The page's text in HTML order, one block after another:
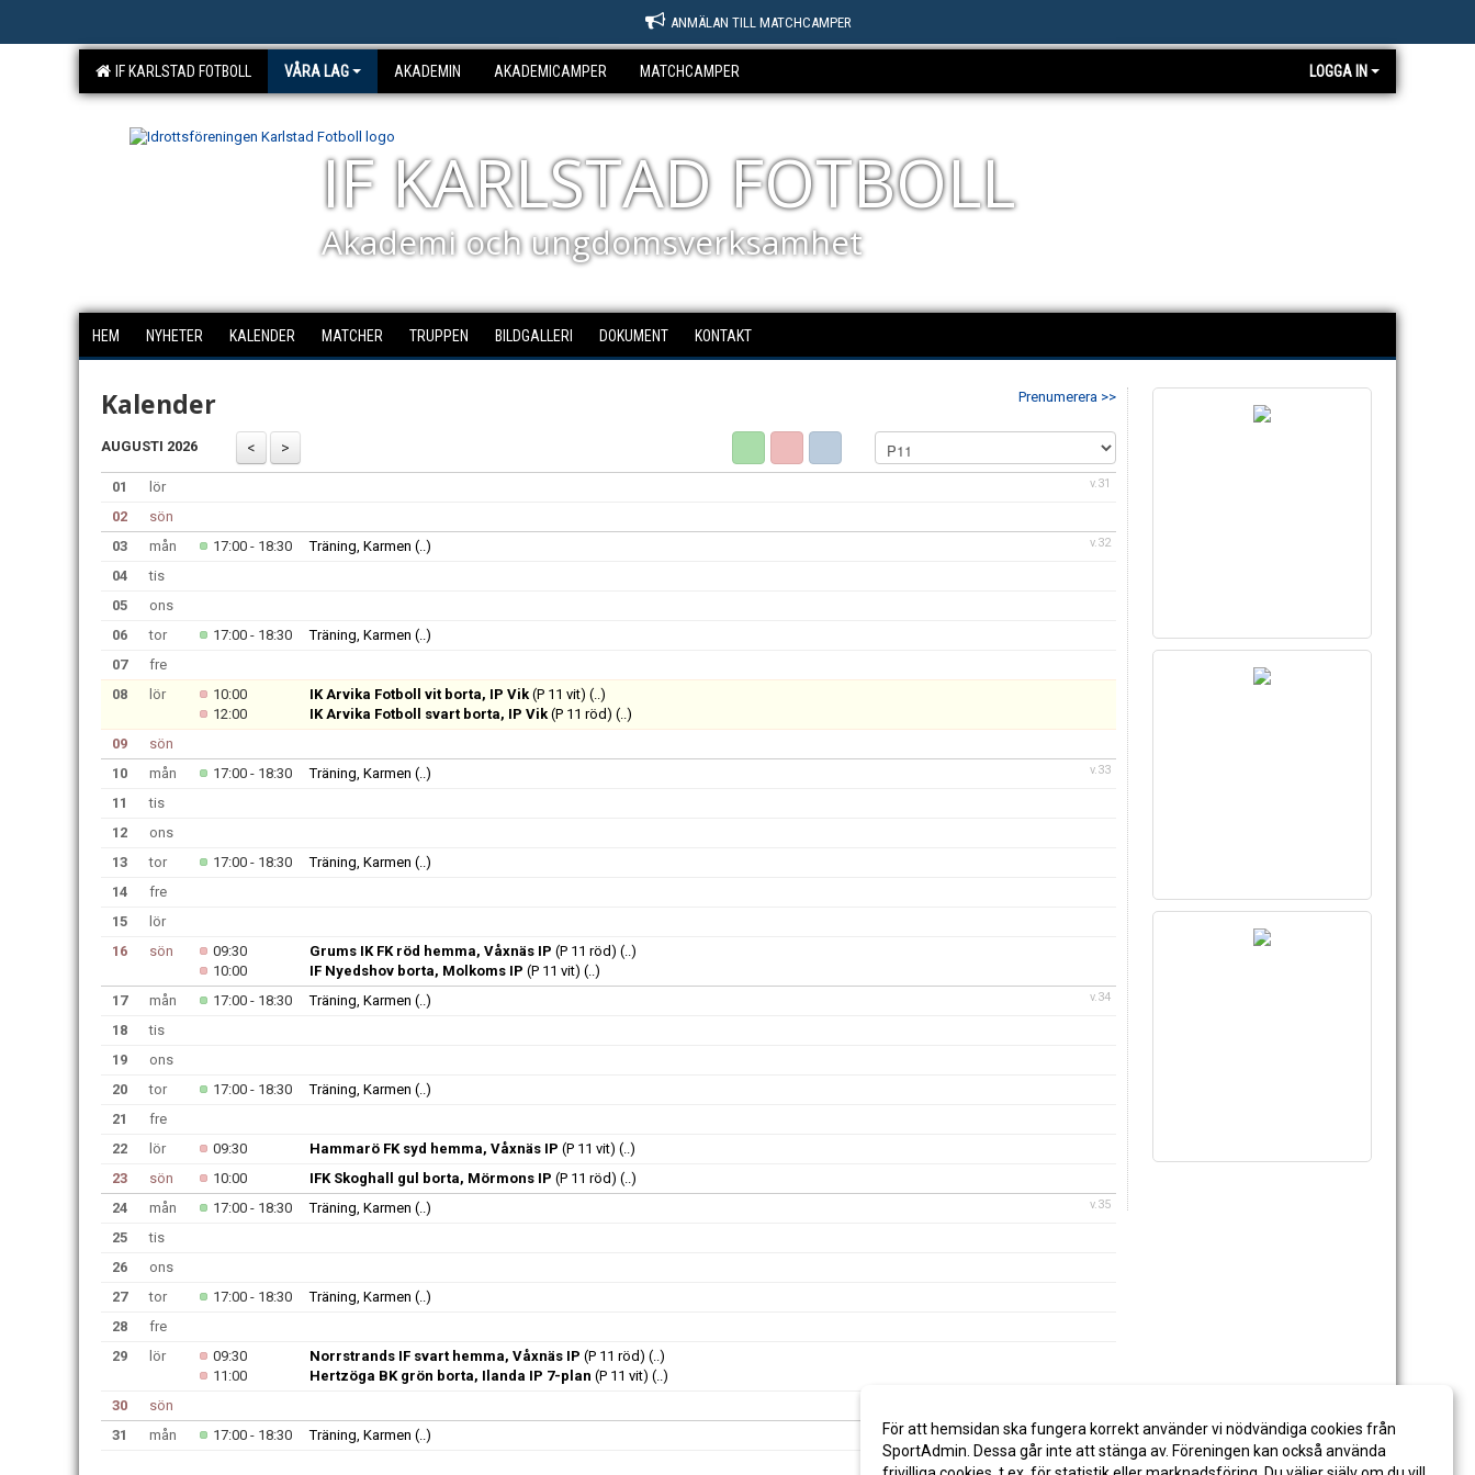
ANMÄLAN TILL MATCHCAMPER
IF KARLSTAD FOTBOLL VÅRA LAG AKADEMIN AKADEMICAMPER MATCHCAMPER LOGGA IN
IF KARLSTAD FOTBOLL
Akademi och ungdomsverksamhet
HEM NYHETER KALENDER MATCHER TRUPPEN BILDGALLERI DOKUMENT KONTAKT
Prenumerera >>
Kalender
AUGUSTI 2026
v.31
01
lör
02
sön
v.32
03 mån 17:00 - 18:30 Träning, Karmen (..)
04
tis
05
ons
06
tor 17:00 - 18:30 Träning, Karmen (..)
07
fre
08
lör 10:00 IK Arvika Fotboll vit borta, IP Vik(P 11 vit) (..)
12:00
IK Arvika Fotboll svart borta, IP Vik(P 11 röd) (..)
09
sön
v.33
10 mån 17:00 - 18:30 Träning, Karmen (..)
11
tis
12
ons
13
tor 17:00 - 18:30 Träning, Karmen (..)
14
fre
15
lör
16
sön 09:30 Grums IK FK röd hemma, Våxnäs IP (P 11 röd) (..)
10:00
IF Nyedshov borta, Molkoms IP (P 11 vit) (..)
v.34
17 mån 17:00 - 18:30 Träning, Karmen (..)
18
tis
19
ons
20
tor 17:00 - 18:30 Träning, Karmen (..)
21
fre
22
lör 09:30 Hammarö FK syd hemma, Våxnäs IP (P 11 vit) (..)
23
sön 10:00 IFK Skoghall gul borta, Mörmons IP (P 11 röd) (..)
v.35
24 mån 17:00 - 18:30 Träning, Karmen (..)
25
tis
26
ons
27
tor 17:00 - 18:30 Träning, Karmen (..)
28
fre
29
lör 09:30 Norrstrands IF svart hemma, Våxnäs IP (P 11 röd) (..)
11:00
Hertzöga BK grön borta, Ilanda IP 7-plan (P 11 vit) (..)
30
sön
v.36
31 mån 17:00 - 18:30 Träning, Karmen (..)
För att hemsidan ska fungera korrekt använder vi nödvändiga cookies från
SportAdmin. Dessa går inte att stänga av. Föreningen kan också använda